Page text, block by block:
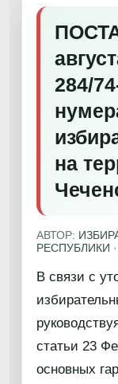
284/
на
АВТОР:
РЕСПУБЛИКИ ·
В связи с
статьи 23
основных